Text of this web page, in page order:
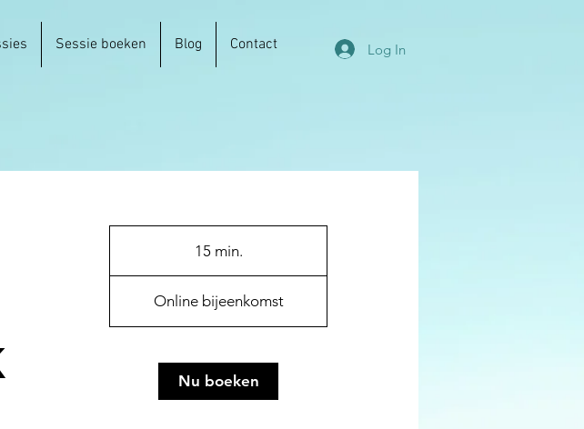
Sessie boeken Blog Contact Log In
15 min.
5
m
.
Online bijeenkomst
Nu boeken